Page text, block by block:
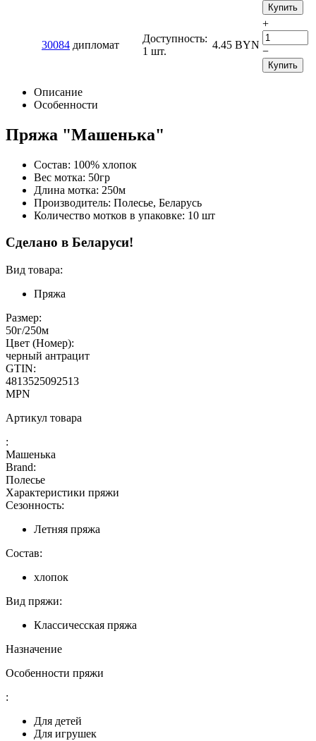
Купить
30084 дипломат
Доступность:
1 шт.
4.45 BYN
+
−
Купить
Описание
Особенности
Пряжа "Машенька"
Состав: 100% хлопок
Вес мотка: 50гр
Длина мотка: 250м
Производитель: Полесье, Беларусь
Количество мотков в упаковке: 10 шт
Сделано в Беларуси!
Вид товара:
Пряжа
Размер:
50г/250м
Цвет (Номер):
черный антрацит
GTIN:
4813525092513
MPN
Артикул товара
:
Машенька
Brand:
Полесье
Характеристики пряжи
Сезонность:
Летняя пряжа
Состав:
хлопок
Вид пряжи:
Классичесская пряжа
Назначение
Особенности пряжи
:
Для детей
Для игрушек